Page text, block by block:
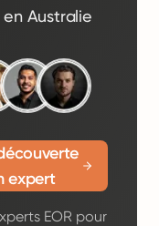
Australie
expert
EOR pour